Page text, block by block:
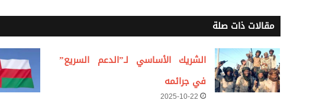
مقالات ذات صلة
الشريك الأساسي لـ”الدعم السريع”
في جرائمه
2025-10-22